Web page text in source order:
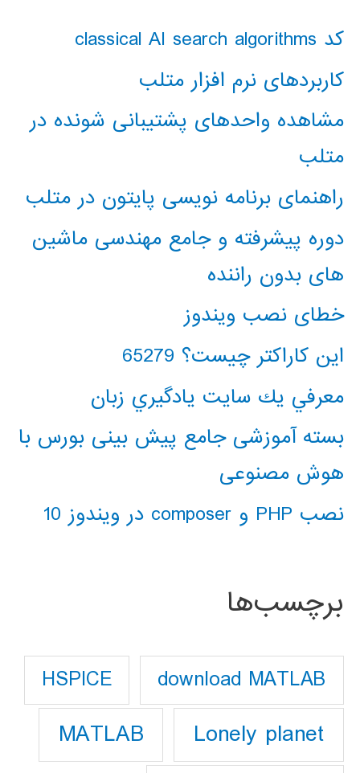
کد classical AI search algorithms
کاربردهای نرم افزار متلب
مشاهده واحدهای پشتیبانی شونده در
متلب
راهنمای برنامه نویسی پایتون در متلب
دوره پیشرفته و جامع مهندسی ماشین
های بدون راننده
خطای نصب ویندوز
این کاراکتر چیست؟ 65279
معرفي يك سايت يادگيري زبان
بسته آموزشی جامع پیش بینی بورس با
هوش مصنوعی
نصب PHP و composer در ویندوز 10
برچسب‌ها
download MATLAB
HSPICE
Lonely planet
MATLAB